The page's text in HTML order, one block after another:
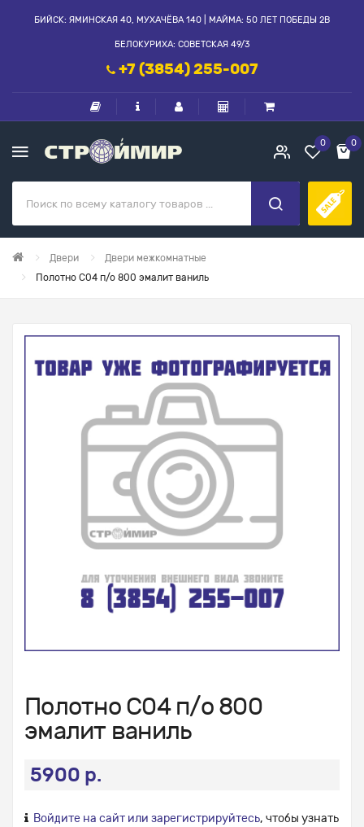
БИЙСК: ЯМИНСКАЯ 40, МУХАЧЁВА 140 | МАЙМА: 50 ЛЕТ ПОБЕДЫ 2В
БЕЛОКУРИХА: СОВЕТСКАЯ 49/3
+7 (3854) 255-007
0 0
Двери
Двери межкомнатные
Полотно С04 п/о 800 эмалит ваниль
Полотно С04 п/о 800
эмалит ваниль
5900 р.
Войдите на сайт или зарегистрируйтесь, чтобы узнать